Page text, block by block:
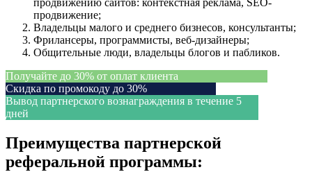
продвижению сайтов: контекстная реклама, SEO-
продвижение;
Владельцы малого и среднего бизнесов, консультанты;
Фрилансеры, программисты, веб-дизайнеры;
Общительные люди, владельцы блогов и пабликов.
Получайте до 30% от оплат клиента
Скидка по промокоду до 30%
Вывод партнерского вознаграждения в течение 5
дней
Преимущества партнерской
реферальной программы: